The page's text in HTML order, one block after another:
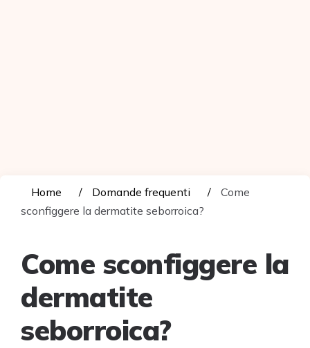
Home Domande frequenti
Come
sconfiggere la dermatite seborroica?
Come sconfiggere la
dermatite
seborroica?